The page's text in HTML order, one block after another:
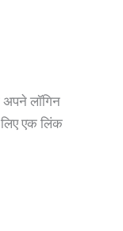
अपने लॉगिन
एक लिंक